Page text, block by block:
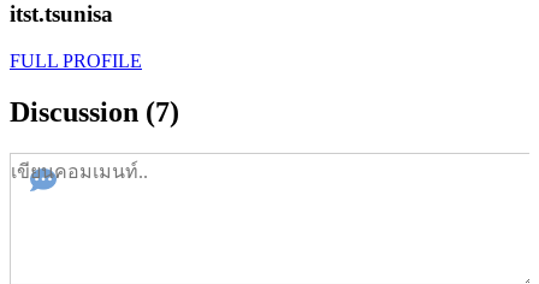
itst.tsunisa
FULL PROFILE
Discussion (7)